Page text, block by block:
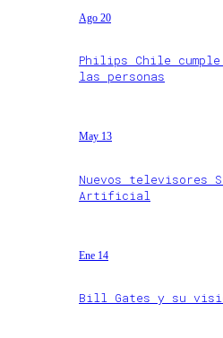
Ago 20
Philips Chile
las personas
May 13
Nuevos televisores
Artificial
Ene 14
Bill Gates y su